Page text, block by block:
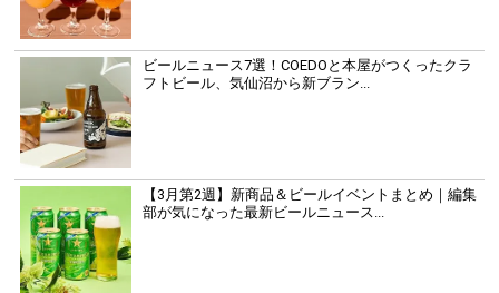
ビールニュース7選！COEDOと本屋がつくったクラ
フトビール、気仙沼から新ブラン...
【3月第2週】新商品＆ビールイベントまとめ｜編集
部が気になった最新ビールニュース...